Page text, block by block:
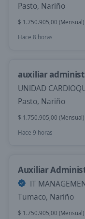
Pasto, Nariño
$ 1.750.905,00 (Mensual)
Hace 8 horas
auxiliar
UNIDAD
Pasto, Nariño
$ 1.750.905,00 (Mensual)
Hace 9 horas
Auxiliar
IT
Tumaco, Nariño
$ 1.750.905,00 (Mensual)